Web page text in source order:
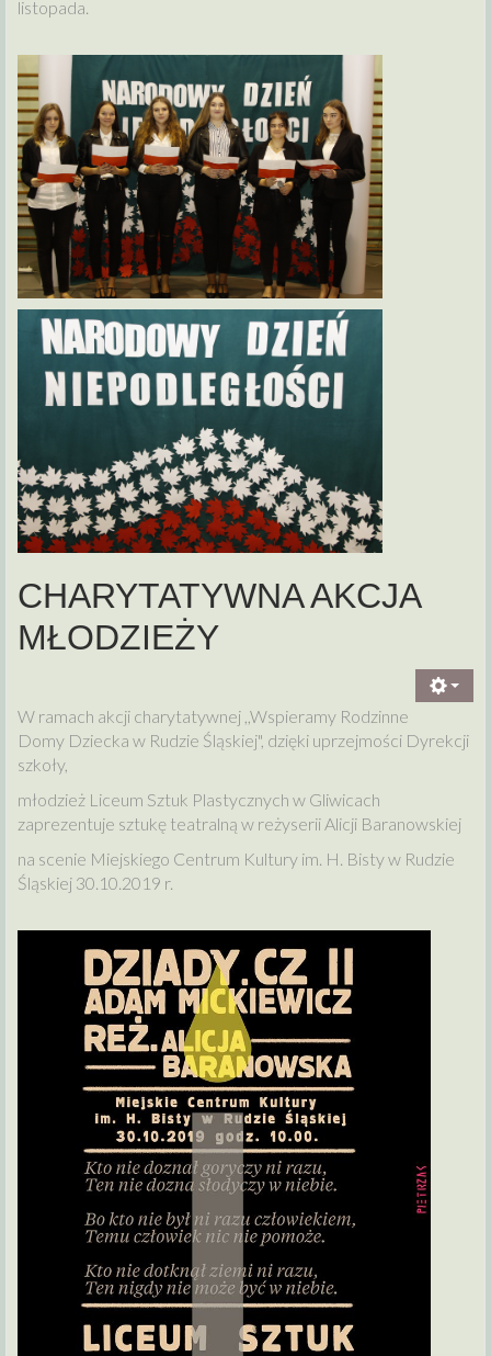
listopada.
CHARYTATYWNA AKCJA
MŁODZIEŻY
W ramach akcji charytatywnej ,,Wspieramy Rodzinne
Domy Dziecka w Rudzie Śląskiej", dzięki uprzejmości Dyrekcji
szkoły,
młodzież Liceum Sztuk Plastycznych w Gliwicach
zaprezentuje sztukę teatralną w reżyserii Alicji Baranowskiej
na scenie Miejskiego Centrum Kultury im. H. Bisty w Rudzie
Śląskiej 30.10.2019 r.